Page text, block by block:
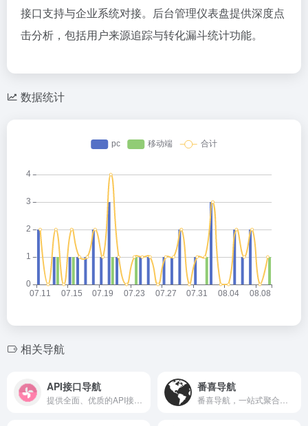
接口支持与企业系统对接。后台管理仪表盘提供深度点
击分析，包括用户来源追踪与转化漏斗统计功能。
数据统计
相关导航
API接口导航 番喜导航